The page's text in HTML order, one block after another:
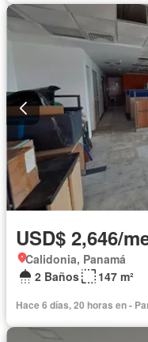
USD$ 2,646/
Calidonia, Panamá
2 Baños
147 m²
Hace 6 días, 20 horas en -